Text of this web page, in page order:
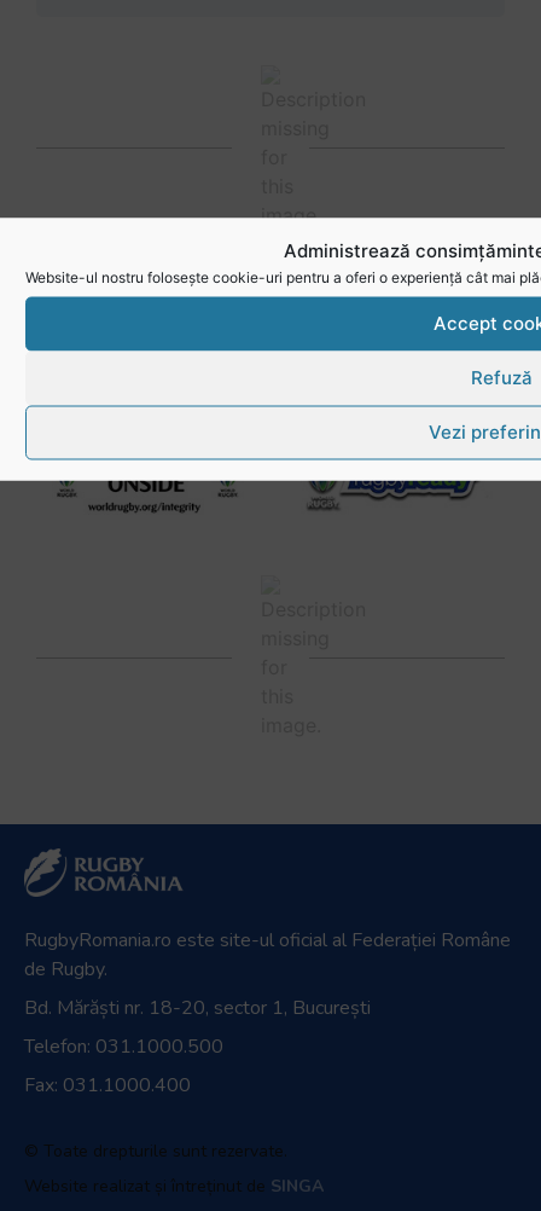
Administrează
Website-ul nostru folosește cookie-uri pentru a oferi o experiență cât mai
Accept
Refuză
Vezi
RugbyRomania.ro este site-ul oficial al Federației Române
de Rugby.
Bd. Mărăști nr. 18-20, sector 1, București
Telefon: 031.1000.500
Fax: 031.1000.400
© Toate drepturile sunt rezervate.
Website realizat și întreținut de SINGA